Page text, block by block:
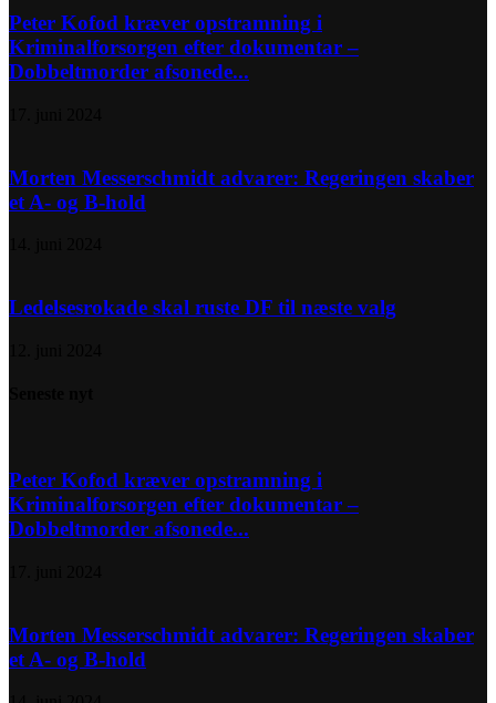
Peter Kofod kræver opstramning i
Kriminalforsorgen efter dokumentar –
Dobbeltmorder afsonede...
Morten Messerschmidt advarer: Regeringen skaber
et A- og B-hold
Ledelsesrokade skal ruste DF til næste valg
Peter Kofod kræver opstramning i
Kriminalforsorgen efter dokumentar –
Dobbeltmorder afsonede...
Morten Messerschmidt advarer: Regeringen skaber
et A- og B-hold